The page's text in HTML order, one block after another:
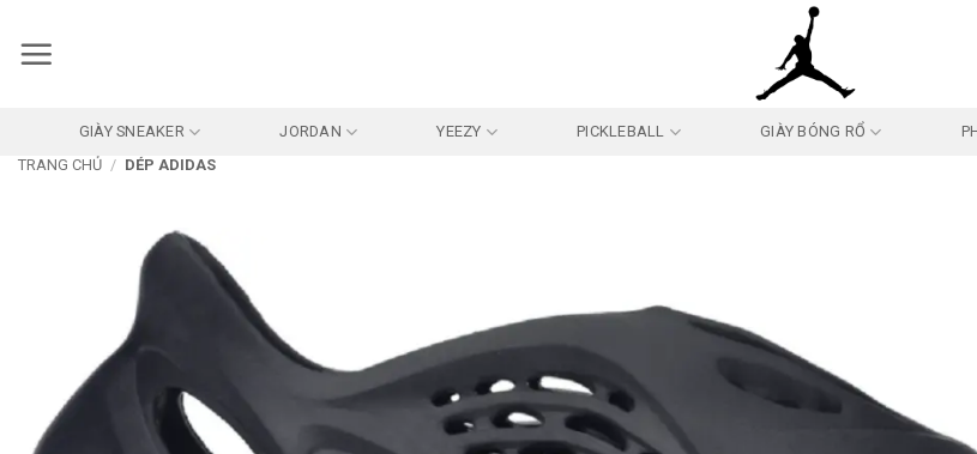
qua
GIÀY SNEAKER JORDAN YEEZY PICKLEBALL GIÀY BÓNG RỔ
TRANG CHỦ / DÉP ADIDAS